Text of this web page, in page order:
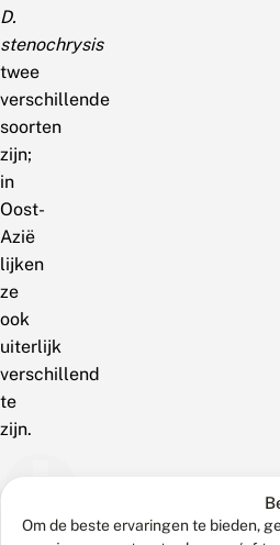
Om de beste ervaringen te bieden,
D.
stenochrysis
twee
verschillende
soorten
zijn;
in
Oost-
Azië
lijken
ze
ook
uiterlijk
verschillend
te
zijn.
2026
2026
2026